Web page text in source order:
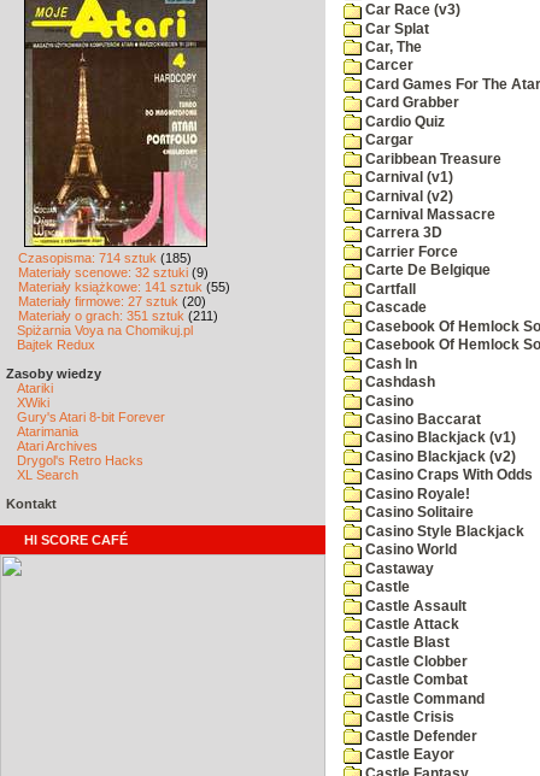
Czasopisma: 714 sztuk (185)
Materiały scenowe: 32 sztuki (9)
Materiały książkowe: 141 sztuk (55)
Materiały firmowe: 27 sztuk (20)
Materiały o grach: 351 sztuk (211)
Spiżarnia Voya na Chomikuj.pl
Bajtek Redux
Zasoby wiedzy
Atariki
XWiki
Gury's Atari 8-bit Forever
Atarimania
Atari Archives
Drygol's Retro Hacks
XL Search
Kontakt
HI SCORE CAFÉ
Car Race (v3)
Car Splat
Car, The
Carcer
Card Games For The
Card Grabber
Cardio Quiz
Cargar
Caribbean Treasure
Carnival (v1)
Carnival (v2)
Carnival Massacre
Carrera 3D
Carrier Force
Carte De Belgique
Cartfall
Cascade
Casebook Of Hemlock
Casebook Of Hemlock
Cash In
Cashdash
Casino
Casino Baccarat
Casino Blackjack (v1)
Casino Blackjack (v2)
Casino Craps With Odds
Casino Royale!
Casino Solitaire
Casino Style Blackjack
Casino World
Castaway
Castle
Castle Assault
Castle Attack
Castle Blast
Castle Clobber
Castle Combat
Castle Command
Castle Crisis
Castle Defender
Castle Eayor